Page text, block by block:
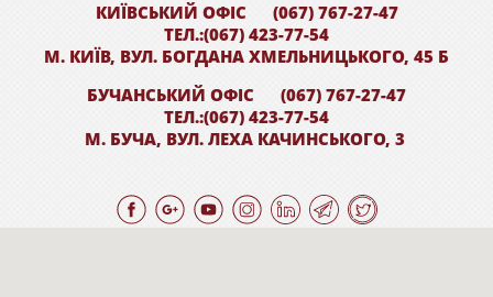
КИЇВСЬКИЙ ОФІС
(067) 767-27-47
ТЕЛ.:(067) 423-77-54
М. КИЇВ, ВУЛ. БОГДАНА ХМЕЛЬНИЦЬКОГО, 45 Б
БУЧАНСЬКИЙ ОФІС
(067) 767-27-47
ТЕЛ.:(067) 423-77-54
М. БУЧА, ВУЛ. ЛЕХА КАЧИНСЬКОГО, 3